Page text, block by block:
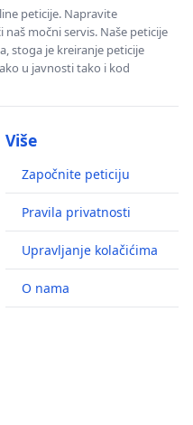
peticije. Napravite
močni servis. Naše peticije
stoga je kreiranje peticije
u javnosti tako i kod
Više
Započnite peticiju
Pravila privatnosti
Upravljanje kolačićima
O nama